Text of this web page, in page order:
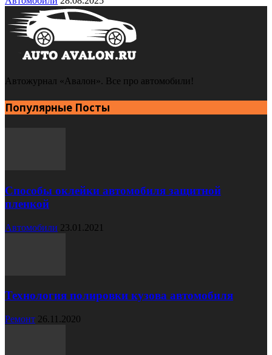
Автожурнал «Авалон». Все про автомобили!
Популярные Посты
Способы оклейки автомобиля защитной
пленкой
Автомобили 23.01.2021
Технология полировки кузова автомобиля
Ремонт 26.11.2020